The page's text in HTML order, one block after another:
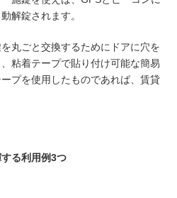
解錠されます。
丸ごと交換するためにドアに穴を
粘着テープで貼り付け可能な簡易
プを使用したものであれば、賃貸
る利用例3つ